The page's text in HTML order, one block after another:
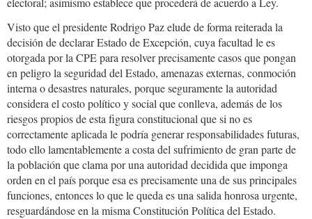
Visto que el presidente Rodrigo Paz elude de forma reiterada la
decisión de declarar Estado de Excepción, cuya facultad le es
otorgada por la CPE para resolver precisamente casos que pongan
en peligro la seguridad del Estado, amenazas externas, conmoción
interna o desastres naturales, porque seguramente la autoridad
considera el costo político y social que conlleva, además de los
riesgos propios de esta figura constitucional que si no es
correctamente aplicada le podría generar responsabilidades futuras,
todo ello lamentablemente a costa del sufrimiento de gran parte de
la población que clama por una autoridad decidida que imponga
orden en el país porque esa es precisamente una de sus principales
funciones, entonces lo que le queda es una salida honrosa urgente,
resguardándose en la misma Constitución Política del Estado.